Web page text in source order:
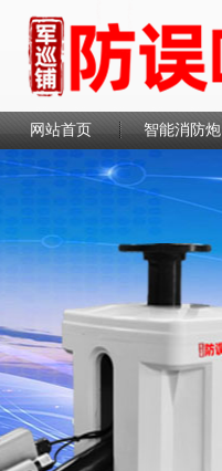
网站首页 智能消防炮
联系我们